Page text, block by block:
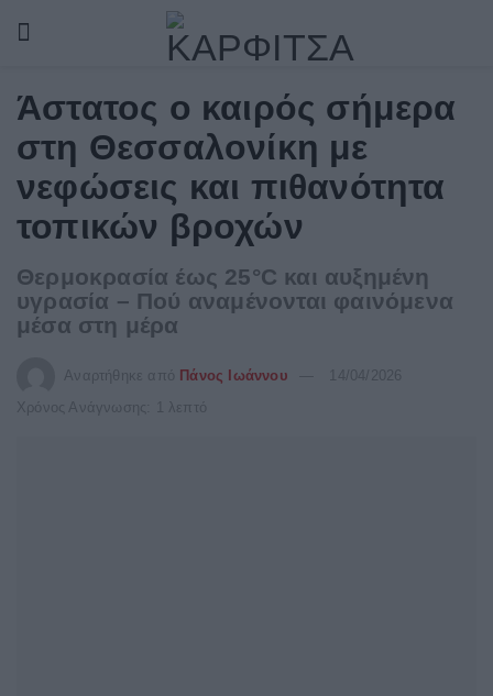
Άστατος ο καιρός σήμερα
στη Θεσσαλονίκη με
νεφώσεις και πιθανότητα
τοπικών βροχών
Θερμοκρασία έως 25°C και αυξημένη
υγρασία – Πού αναμένονται φαινόμενα
μέσα στη μέρα
Αναρτήθηκε από Πάνος Ιωάννου
Χρόνος Ανάγνωσης: 1 λεπτό